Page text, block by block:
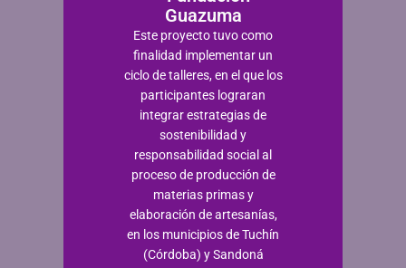
Guazuma
Este proyecto tuvo como
finalidad implementar un
ciclo de talleres, en el que los
participantes lograran
integrar estrategias de
sostenibilidad y
responsabilidad social al
proceso de producción de
materias primas y
elaboración de artesanías,
en los municipios de Tuchín
(Córdoba) y Sandoná